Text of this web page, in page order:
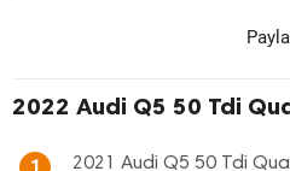
2022 Audi Q5 50 Tdi
2021 Audi Q5 50 Tdi